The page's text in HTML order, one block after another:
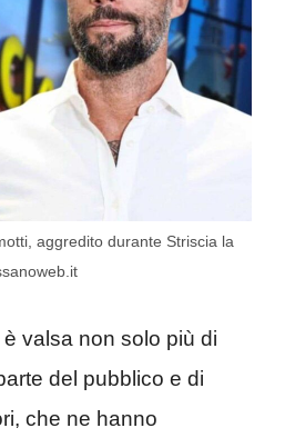
aggredito durante Striscia la
valsa non solo più di
del pubblico e di
che ne hanno